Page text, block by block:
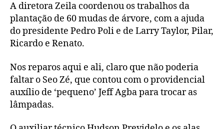
A diretora Zeila coordenou os trabalhos da
plantação de 60 mudas de árvore, com a ajuda
do presidente Pedro Poli e de Larry Taylor, Pilar,
Ricardo e Renato.
Nos reparos aqui e ali, claro que não poderia
faltar o Seo Zé, que contou com o providencial
auxílio de ‘pequeno’ Jeff Agba para trocar as
lâmpadas.